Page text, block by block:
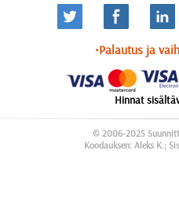
•Palautus ja
Hinnat
© 2006-2025
Koodauksen: Aleks K.;